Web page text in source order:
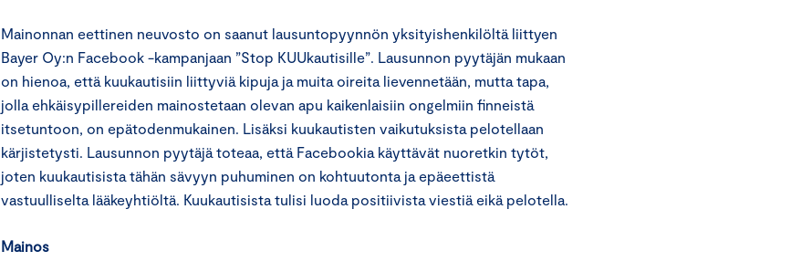
Mainonnan eettinen neuvosto on saanut lausuntopyynnön yksityishenkilöltä liittyen
Bayer Oy:n Facebook -kampanjaan ”Stop KUUkautisille”. Lausunnon pyytäjän mukaan
on hienoa, että kuukautisiin liittyviä kipuja ja muita oireita lievennetään, mutta tapa,
jolla ehkäisypillereiden mainostetaan olevan apu kaikenlaisiin ongelmiin finneistä
itsetuntoon, on epätodenmukainen. Lisäksi kuukautisten vaikutuksista pelotellaan
kärjistetysti. Lausunnon pyytäjä toteaa, että Facebookia käyttävät nuoretkin tytöt,
joten kuukautisista tähän sävyyn puhuminen on kohtuutonta ja epäeettistä
vastuulliselta lääkeyhtiöltä. Kuukautisista tulisi luoda positiivista viestiä eikä pelotella.
Mainos